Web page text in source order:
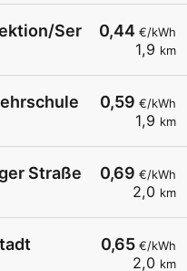
0,44 €/kWh
1,9 km
ServiceCenter
0,59 €/kWh
1,9 km
0,69 €/kWh
2,0 km
Straße 28
0,65 €/kWh
2,0 km